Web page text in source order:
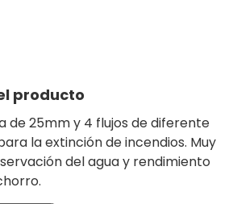
producto
de 25mm y 4 flujos de diferente
la extinción de incendios. Muy
del agua y rendimiento